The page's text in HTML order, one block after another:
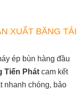
XUẤT BĂNG TẢI
ép bùn hàng đầu
Tiến Phát cam kết
nhanh chóng, bảo